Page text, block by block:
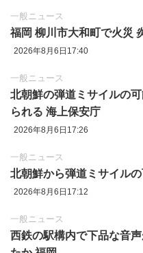
一般ニュース
福岡 柳川市大和町で火災
2026年8月6日17:40
一般ニュース
北朝鮮の弾道ミサイルの
られる 海上保安庁
2026年8月6日17:26
一般ニュース
北朝鮮から弾道ミサイル
2026年8月6日17:12
一般ニュース
西鉄の駅構内で下品な音